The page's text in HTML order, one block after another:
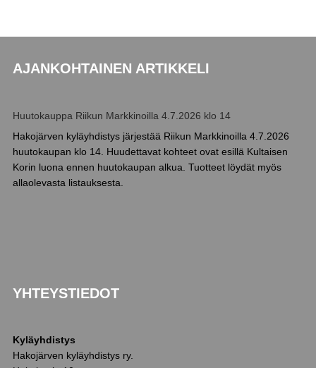
AJANKOHTAINEN ARTIKKELI
Huutokauppa Riikun Markkinoilla 4.7.2026 klo 14
Hakojärven kyläyhdistys järjestää Riikun Markkinoilla 4.7.2026
huutokaupan klo 14. Huudettavat kohteet ovat esillä Kultaisen
Korin luona ennen huutokaupan alkua. Tuotteet löydät myös
allaolevasta listauksesta.
YHTEYSTIEDOT
Kyläyhdistys
Hakojärven kyläyhdistys ry.